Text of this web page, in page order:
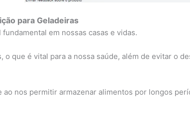
para Geladeiras
em nossas casas e vidas.
o que é vital para a nossa saúde, além de evitar o
nos permitir armazenar alimentos por longos